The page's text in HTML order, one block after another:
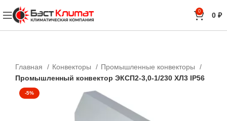
0 0 ₽
Главная Конвекторы
Промышленные конвекторы
Промышленный конвектор ЭКСП2-3,0-1/230 ХЛ3 IP56
-5%